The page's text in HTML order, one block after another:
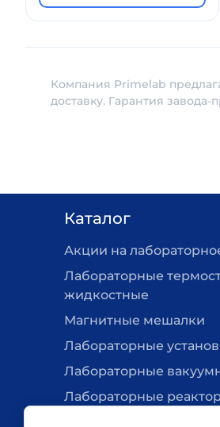
Компания Primelab
доставку. Гарантия завода-
Каталог
Акции на
Лабораторные
жидкостные
Магнитные мешалки
Лабораторные
Лабораторные
Лабораторные